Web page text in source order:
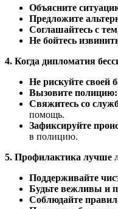
Объясните
Предложите
Соглашайтесь с
Не бойтесь
4. Когда дипломатия
Не рискуйте своей
Вызовите полицию:
Свяжитесь со
помощь.
Зафиксируйте
в полицию.
5. Профилактика лучше
Поддерживайте
Будьте вежливы и
Соблюдайте